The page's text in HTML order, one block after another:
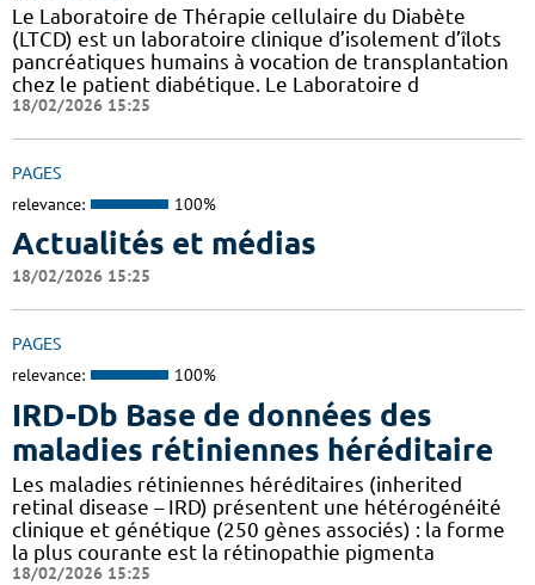
Le Laboratoire de Thérapie cellulaire du Diabète
(LTCD) est un laboratoire clinique d’isolement d’îlots
pancréatiques humains à vocation de transplantation
chez le patient diabétique. Le Laboratoire d
18/02/2026 15:25
PAGES
relevance: 100%
Actualités et médias
18/02/2026 15:25
PAGES
relevance: 100%
IRD-Db Base de données des
maladies rétiniennes héréditaire
Les maladies rétiniennes héréditaires (inherited
retinal disease – IRD) présentent une hétérogénéité
clinique et génétique (250 gènes associés) : la forme
la plus courante est la rétinopathie pigmenta
18/02/2026 15:25